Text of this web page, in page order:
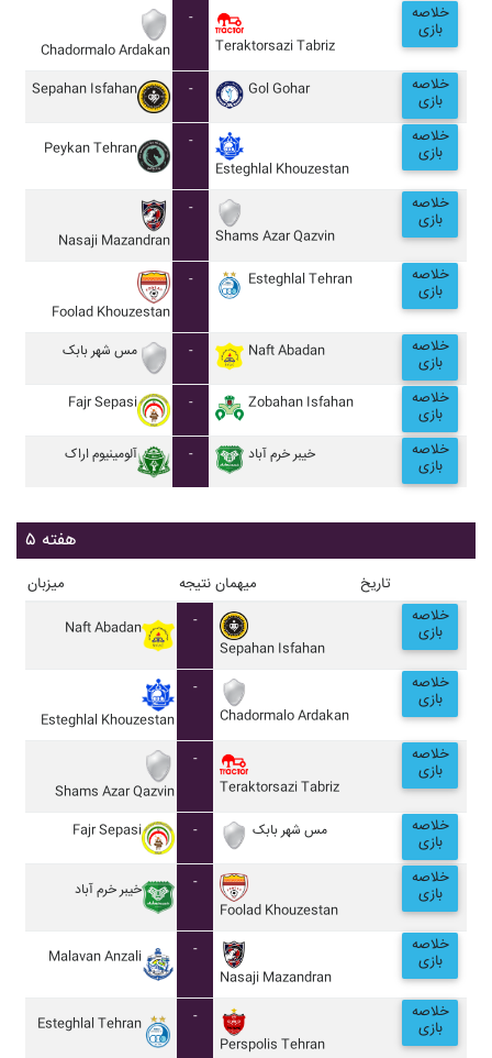
Chadormalo Ardakan
-
Teraktorsazi Tabriz
خلاصه
بازی
Sepahan Isfahan - Gol Gohar خلاصه
بازی
Peykan Tehran
-
Esteghlal Khouzestan
خلاصه
بازی
Nasaji Mazandran
-
Shams Azar Qazvin
خلاصه
بازی
Foolad Khouzestan
- Esteghlal Tehran خلاصه
بازی
مس شهر بابک - Naft Abadan خلاصه
بازی
Fajr Sepasi - Zobahan Isfahan خلاصه
بازی
آلومينيوم اراک - خيبر خرم آباد خلاصه
بازی
هفته ۵
میزبان نتیجه میهمان تاریخ
Naft Abadan
-
Sepahan Isfahan
خلاصه
بازی
Esteghlal Khouzestan
-
Chadormalo Ardakan
خلاصه
بازی
Shams Azar Qazvin
-
Teraktorsazi Tabriz
خلاصه
بازی
Fajr Sepasi - مس شهر بابک خلاصه
بازی
خيبر خرم آباد
-
Foolad Khouzestan
خلاصه
بازی
Malavan Anzali
-
Nasaji Mazandran
خلاصه
بازی
Esteghlal Tehran
-
Perspolis Tehran
خلاصه
بازی